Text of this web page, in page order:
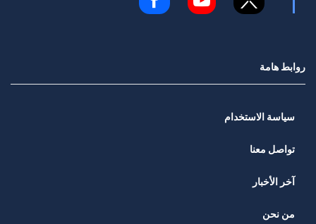
روابط هامة
سياسة الاستخدام
تواصل معنا
آخر الأخبار
من نحن